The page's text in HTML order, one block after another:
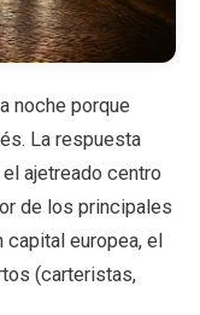
noche porque
La respuesta
ajetreado centro
de los principales
capital europea, el
(carteristas,